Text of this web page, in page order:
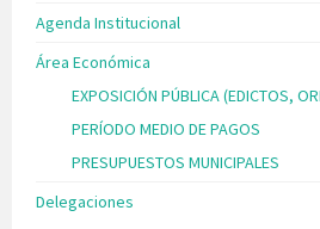
Agenda Institucional
Área Económica
EXPOSICIÓN PÚBLICA (EDICTOS,
PERÍODO MEDIO DE PAGOS
PRESUPUESTOS MUNICIPALES
Delegaciones